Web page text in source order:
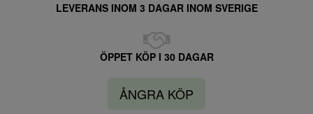
LEVERANS INOM 3 DAGAR INOM SVERIGE
ÖPPET KÖP I 30 DAGAR
ÅNGRA KÖP